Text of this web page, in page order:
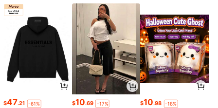
$47.21 -61% $10.69 -17% $10.98 -18%